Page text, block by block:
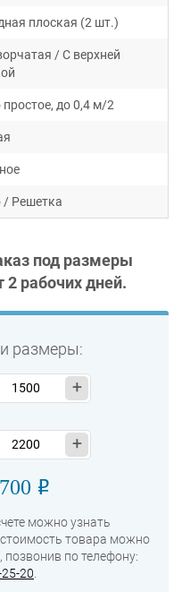
плоская (2 шт.)
/ С верхней
простое, до 0,4 м/2
/ Решетка
под размеры
2 рабочих дней.
размеры:
+
+
o
можно узнать
товара можно
позвонив по телефону:
20